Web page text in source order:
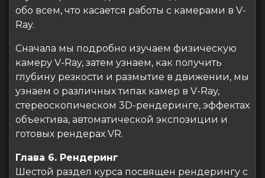
обо всем, что касается работы с камерами в V-
Ray.
Сначала мы подробно изучаем физическую
камеру V-Ray, затем узнаем, как получить
глубину резкости и размытие в движении, мы
узнаем о различных типах камер в V-Ray,
стереоскопическом 3D-рендеринге, эффектах
объектива, автоматической экспозиции и
готовых рендерах VR.
Глава 6. Рендеринг
Шестой раздел курса посвящен рендерингу с